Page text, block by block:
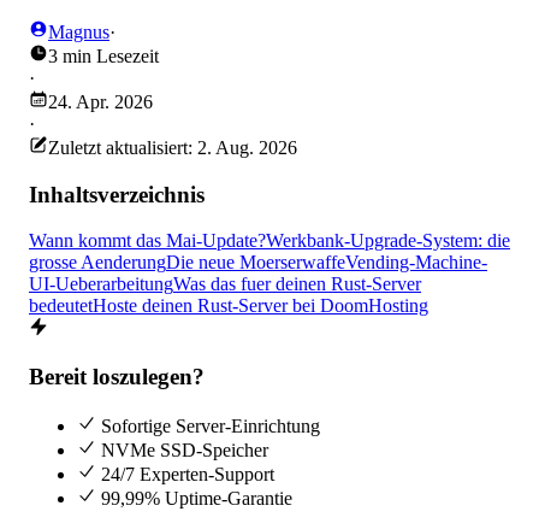
Magnus·
3 min Lesezeit
·
24. Apr. 2026
·
Zuletzt aktualisiert: 2. Aug. 2026
Inhaltsverzeichnis
Wann kommt das Mai-Update?Werkbank-Upgrade-System: die
grosse AenderungDie neue MoerserwaffeVending-Machine-
UI-UeberarbeitungWas das fuer deinen Rust-Server
bedeutetHoste deinen Rust-Server bei DoomHosting
Bereit loszulegen?
Sofortige Server-Einrichtung
NVMe SSD-Speicher
24/7 Experten-Support
99,99% Uptime-Garantie